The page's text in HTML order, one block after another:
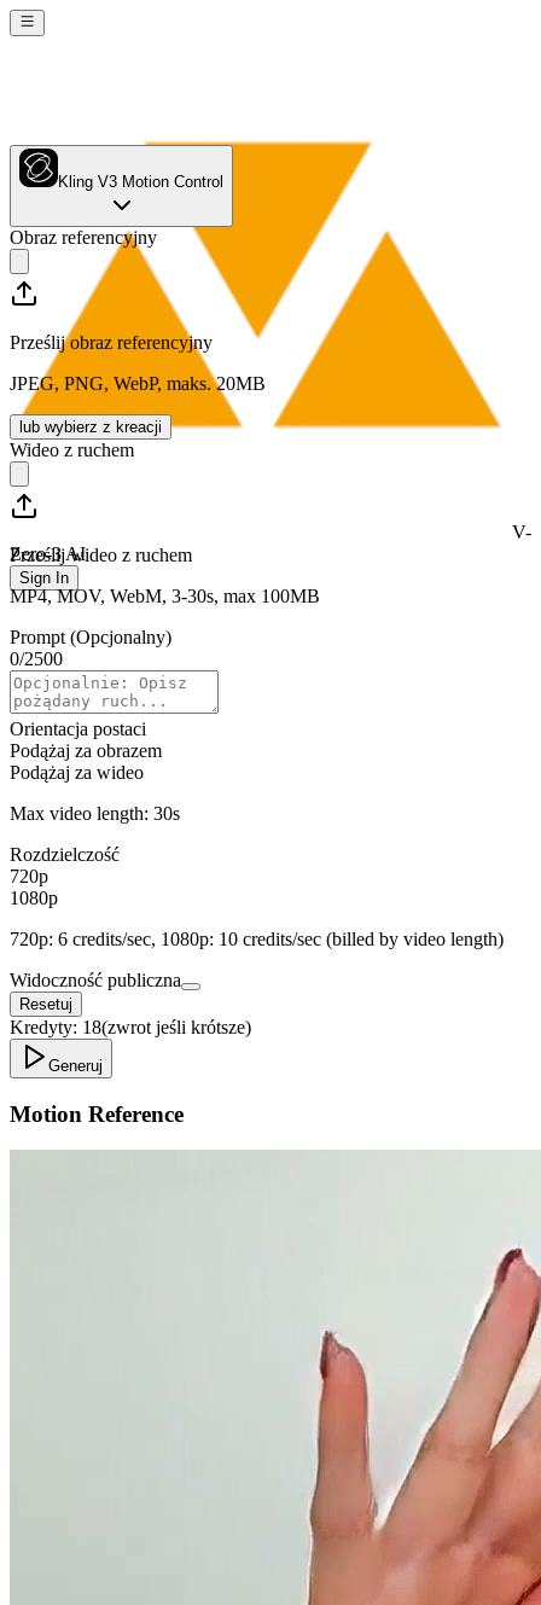
V-
Zero-3 AI
Sign In
Kling V3 Motion Control
Obraz referencyjny
Prześlij obraz referencyjny
JPEG, PNG, WebP, maks. 20MB
lub wybierz z kreacji
Wideo z ruchem
Prześlij wideo z ruchem
MP4, MOV, WebM, 3-30s, max 100MB
Prompt (Opcjonalny)
0/2500
Orientacja postaci
Podążaj za obrazem
Podążaj za wideo
Max video length: 30s
Rozdzielczość
720p
1080p
720p: 6 credits/sec, 1080p: 10 credits/sec (billed by video length)
Widoczność publiczna
Resetuj
Kredyty: 18(zwrot jeśli krótsze)
Generuj
Motion Reference